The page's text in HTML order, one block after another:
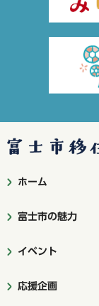
ホーム
富士市の魅力
イベント
応援企画